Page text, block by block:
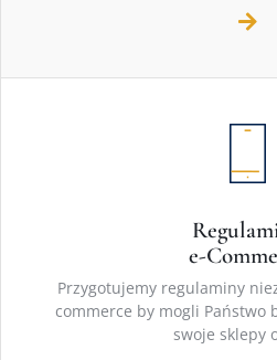
e-
Przygotujemy regulaminy
commerce by mogli Państwo
swoje sklepy